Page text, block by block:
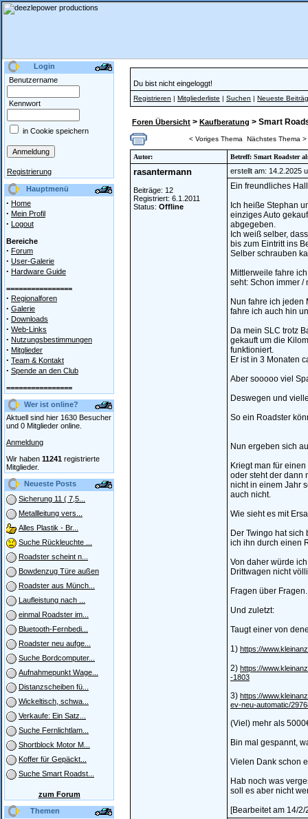
Login
Benutzername
Kennwort
in Cookie speichern
Registrierung
Hauptmenü
· Home
· Mein Profil
· Logout
Bereiche
· Forum
· User-Galerie
· Hardware Guide
================
· Regionalforen
· Galerie
· Downloads
· Web-Links
· Nutzungsbestimmungen
· Mitglieder
· Team & Kontakt
· Spende an den Club
================
Wer ist online?
Aktuell sind hier 1630 Besucher
und 0 Mitglieder online.
Anmeldung
Wir haben 11241 registrierte
Mitglieder.
Neueste Posts
Sicherung 11 ( 7,5...
Metallleitung vers...
Alles Plastik - Br...
Suche Rückleuchte ...
Roadster scheint n...
Bowdenzug Türe außen
Roadster aus Münch...
Laufleistung nach ...
einmal Roadster im...
Bluetooth-Fernbedi...
Roadster neu aufge...
Suche Bordcomputer...
Aufnahmepunkt Wage...
Distanzscheiben fü...
Wickeltisch, schwa...
Verkaufe: Ein Satz...
Suche Fernlichtlam...
Shortblock Motor M...
Koffer für Gepäckt...
Suche Smart Roadst...
zum Forum
Themen
Du bist nicht eingeloggt!
Registrieren | Mitgliederliste | Suchen | Neueste
Foren Übersicht > Kaufberatung > Smart
< Voriges Thema Nächstes Thema >
Autor: Betreff: Smart Roadster
rasantermann
Beiträge: 12
Registriert: 6.1.2011
Status: Offline
erstellt am: 14.2.2025
Ein freundliches
Ich heiße Stephan
einziges Auto
abgegeben.
Ich weiß selber,
bis zum Eintritt ins
Selber schrauben
Mittlerweile fahre
seht: Schon immer /
Nun fahre ich jeden
fahre ich auch hin
Da mein SLC trotz
gekauft um die
funktioniert.
Er ist in 3 Monaten
Aber sooooo viel
Deswegen und
So ein Roadster
Nun ergeben sich
Kriegt man für
oder steht der dann
nicht in einem Jahr
auch nicht.
Wie sieht es mit
Der Twingo hat
ich ihn durch einen
Von daher würde
Drittwagen nicht
Fragen über
Und zuletzt:
Taugt einer von
1) https://
2) https://
-1803
3) https://
ev-neu-automatic/
(Viel) mehr als
Bin mal gespannt,
Vielen Dank schon
Hab noch was
soll es aber nicht
[Bearbeitet am 14/